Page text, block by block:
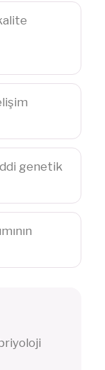
genetik